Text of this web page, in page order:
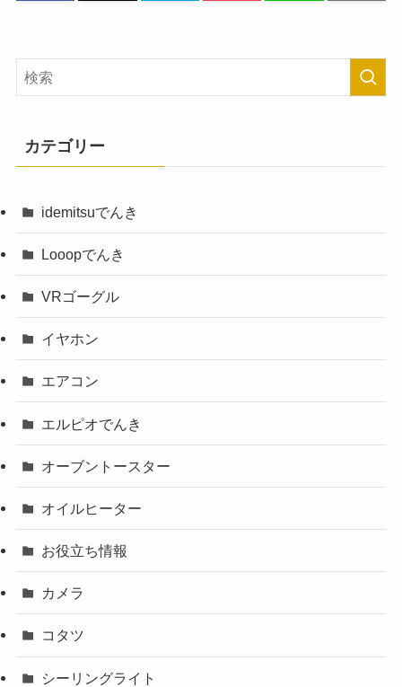
カテゴリー
idemitsuでんき
Looopでんき
VRゴーグル
イヤホン
エアコン
エルピオでんき
オーブントースター
オイルヒーター
お役立ち情報
カメラ
コタツ
シーリングライト